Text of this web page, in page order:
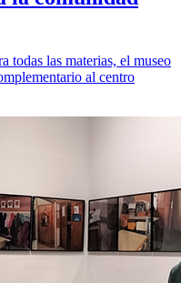
todas las materias, el museo
al centro